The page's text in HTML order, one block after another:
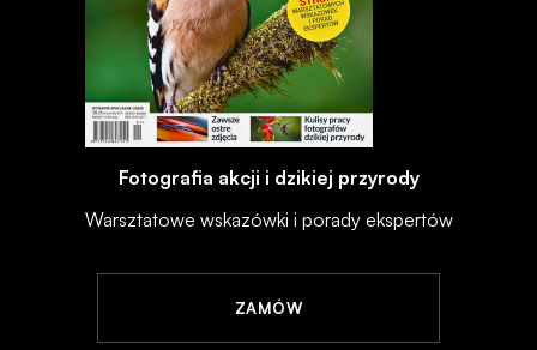
Fotografia akcji i dzikiej przyrody
Warsztatowe wskazówki i porady ekspertów
ZAMÓW